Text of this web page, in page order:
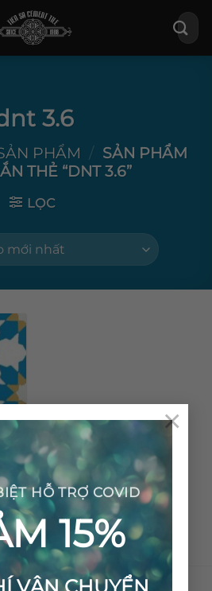
HỖ TRỢ COVID
15%
×
Tìm
kiếm:
3.6
PHẨM / SẢN PHẨM
THẺ “DNT 3.6”
LỌC